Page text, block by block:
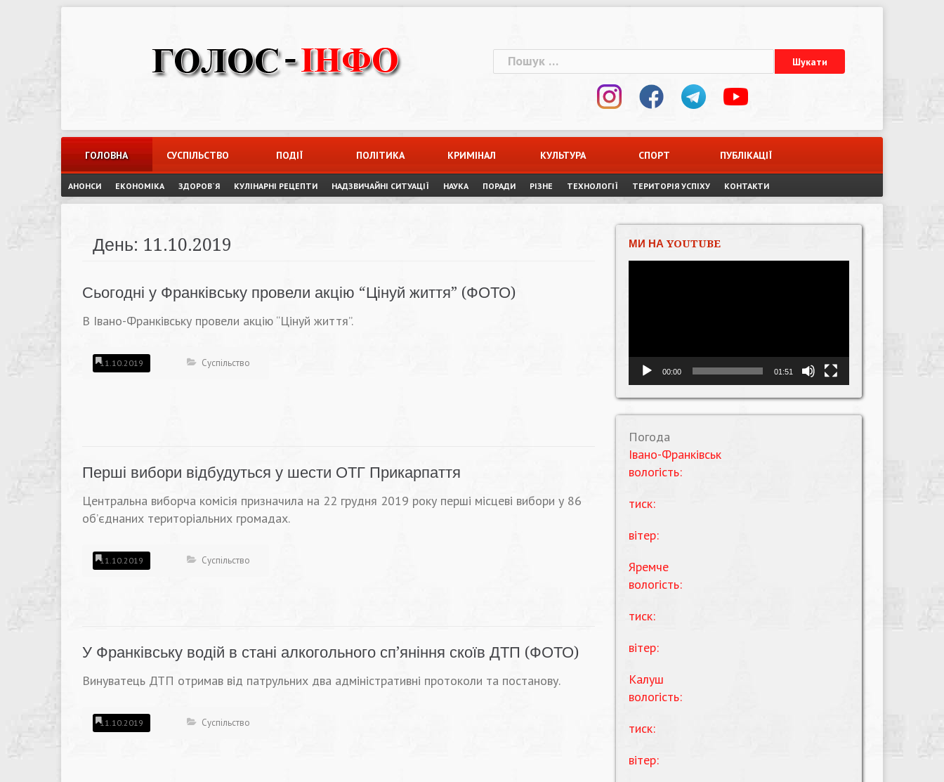
Пошук:
ГОЛОВНА СУСПІЛЬСТВО ПОДІЇ ПОЛІТИКА КРИМІНАЛ КУЛЬТУРА СПОРТ ПУБЛІКАЦІЇ
АНОНСИ ЕКОНОМІКА ЗДОРОВ`Я КУЛІНАРНІ РЕЦЕПТИ НАДЗВИЧАЙНІ СИТУАЦІЇ НАУКА ПОРАДИ РІЗНЕ ТЕХНОЛОГІЇ ТЕРИТОРІЯ УСПІХУ КОНТАКТИ
День: 11.10.2019
Сьогодні у Франківську провели акцію “Цінуй життя” (ФОТО)
В Івано-Франківську провели акцію “Цінуй життя”.
11.10.2019 Суспільство
Перші вибори відбудуться у шести ОТГ Прикарпаття
Центральна виборча комісія призначила на 22 грудня 2019 року перші місцеві вибори у 86
об’єднаних територіальних громадах.
11.10.2019 Суспільство
У Франківську водій в стані алкогольного сп’яніння скоїв ДТП (ФОТО)
Винуватець ДТП отримав від патрульних два адміністративні протоколи та постанову.
11.10.2019 Суспільство
МИ НА YOUTUBE
00:00 01:51
Погода
Івано-Франківськ
вологість:
тиск:
вітер:
Яремче
вологість:
тиск:
вітер:
Калуш
вологість:
тиск:
вітер: